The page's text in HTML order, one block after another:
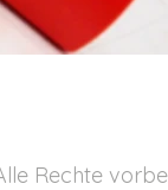
Rechte